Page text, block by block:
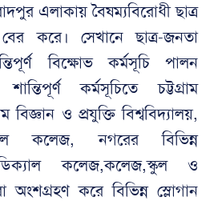
এলাকায় বৈষম্যবিরোধী ছাত্র
করে। সেখানে ছাত্র-জনতা
বিক্ষোভ কর্মসূচি পালন
কর্মসূচিতে চট্টগ্রাম
বিজ্ঞান ও প্রযুক্তি বিশ্ববিদ্যালয়,
কলেজ, নগরের বিভিন্ন
কলেজ,কলেজ,স্কুল ও
অংশগ্রহণ করে বিভিন্ন স্লোগান